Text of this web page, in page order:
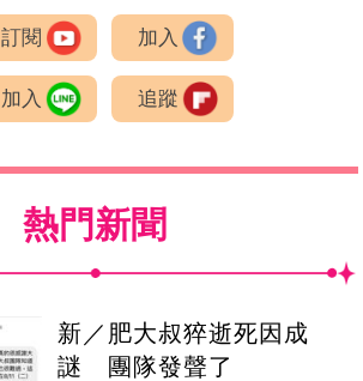
訂閱 加入
加入 追蹤
熱門新聞
新／肥大叔猝逝死因成
謎 團隊發聲了